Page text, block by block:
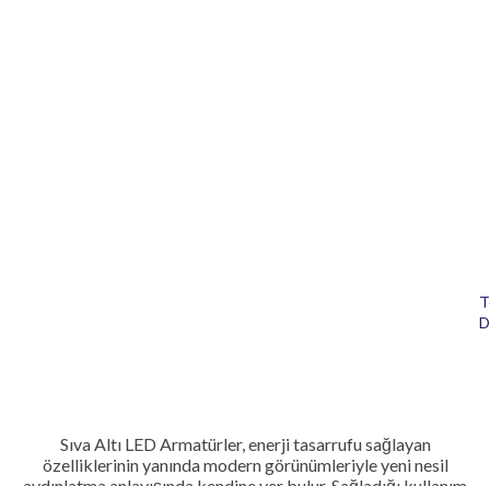
Sıva Altı LED Armatürler, enerji tasarrufu sağlayan
özelliklerinin yanında modern görünümleriyle yeni nesil